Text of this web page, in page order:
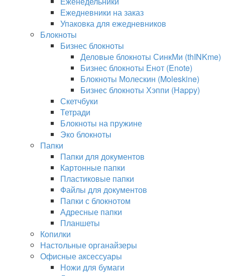
Ежедневники на заказ
Упаковка для ежедневников
Блокноты
Бизнес блокноты
Деловые блокноты СинкМи (thINKme)
Бизнес блокноты Енот (Enote)
Блокноты Молескин (Moleskine)
Бизнес блокноты Хэппи (Happy)
Скетчбуки
Тетради
Блокноты на пружине
Эко блокноты
Папки
Папки для документов
Картонные папки
Пластиковые папки
Файлы для документов
Папки с блокнотом
Адресные папки
Планшеты
Копилки
Настольные органайзеры
Офисные аксессуары
Ножи для бумаги